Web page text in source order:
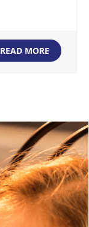
READ MORE